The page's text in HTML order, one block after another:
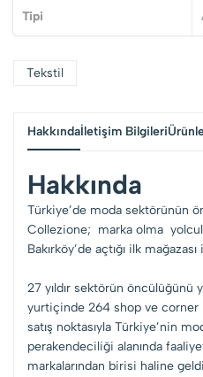
Tipi
Tekstil
Hakkındaİletişim Bilgileri
Hakkında
Türkiye’de moda sektörünün
Collezione; marka olma
Bakırköy’de açtığı ilk mağazası
27 yıldır sektörün öncülüğünü
yurtiçinde 264 shop ve corner
satış noktasıyla Türkiye’nin
perakendeciliği alanında
markalarından birisi haline